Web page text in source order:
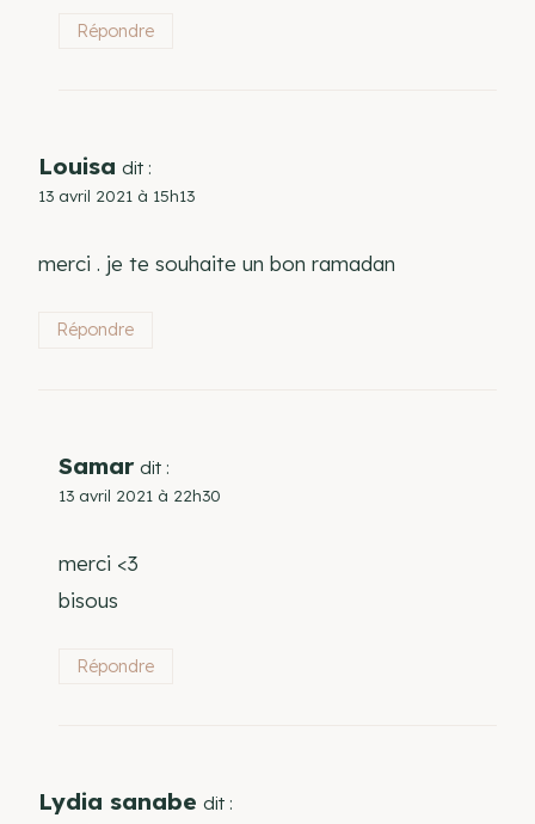
Répondre
Louisa dit :
13 avril 2021 à 15h13
merci . je te souhaite un bon ramadan
Répondre
Samar dit :
13 avril 2021 à 22h30
merci <3
bisous
Répondre
Lydia sanabe dit :